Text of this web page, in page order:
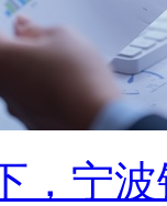
，宁波